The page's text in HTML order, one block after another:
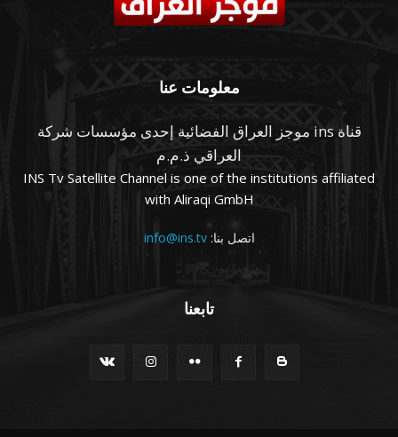
معلومات عنا
قناة ins موجز العراق الفضائية إحدى مؤسسات شركة
العراقي ذ.م.م
INS Tv Satellite Channel is one of the institutions affiliated
with Aliraqi GmbH
اتصل بنا:info@ins.tv
تابعنا